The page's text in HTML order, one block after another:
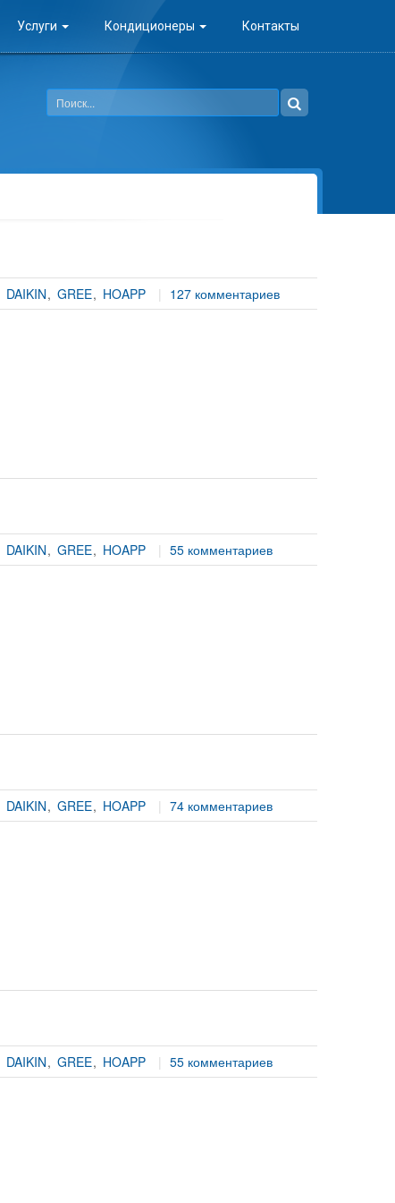
Услуги Кондиционеры Контакты
DAIKIN GREE HOAPP 127 комментариев
DAIKIN GREE HOAPP 55 комментариев
DAIKIN GREE HOAPP 74 комментариев
DAIKIN GREE HOAPP 55 комментариев